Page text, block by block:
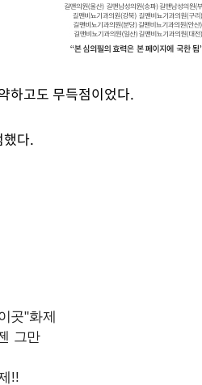
하고도 무득점이었다.
다.